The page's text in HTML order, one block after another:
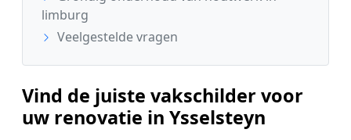
limburg
Veelgestelde vragen
Vind de juiste vakschilder voor
uw renovatie in Ysselsteyn